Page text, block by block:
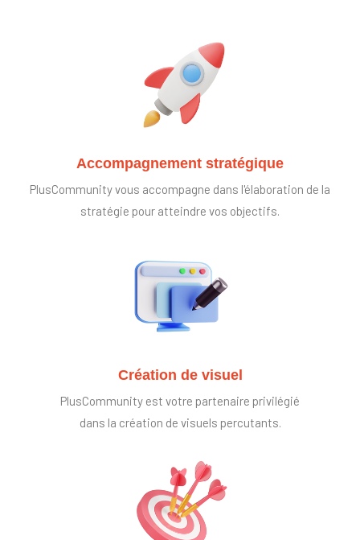
Accompagnement stratégique
PlusCommunity vous accompagne dans l'élaboration de la
stratégie pour atteindre vos objectifs.
Création de visuel
PlusCommunity est votre partenaire privilégié
dans la création de visuels percutants.